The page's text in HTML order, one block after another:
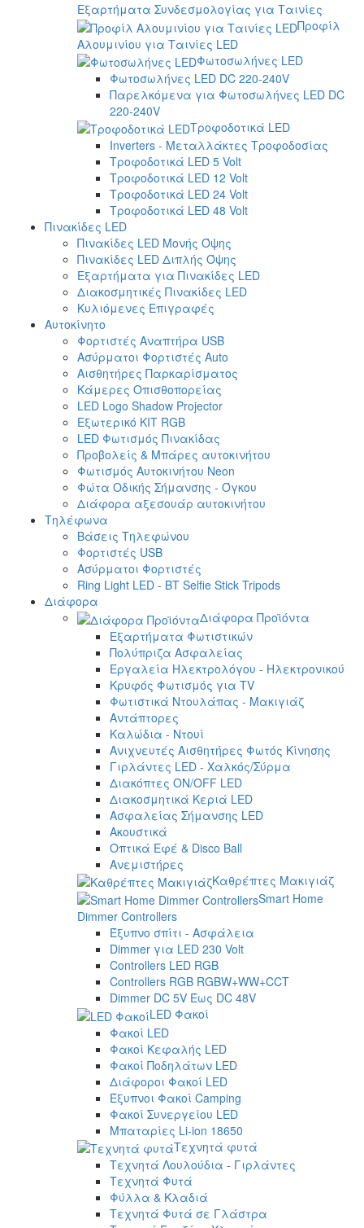
Εξαρτήματα Συνδεσμολογίας για Ταινίες
Προφίλ
Αλουμινίου για Ταινίες LED
Φωτοσωλήνες LED
Φωτοσωλήνες LED DC 220-240V
Παρελκόμενα για Φωτοσωλήνες LED DC
220-240V
Τροφοδοτικά LED
Inverters - Μεταλλάκτες Τροφοδοσίας
Τροφοδοτικά LED 5 Volt
Τροφοδοτικά LED 12 Volt
Τροφοδοτικά LED 24 Volt
Τροφοδοτικά LED 48 Volt
Πινακίδες LED
Πινακίδες LED Μονής Όψης
Πινακίδες LED Διπλής Όψης
Εξαρτήματα για Πινακίδες LED
Διακοσμητικές Πινακίδες LED
Κυλιόμενες Επιγραφές
Αυτοκίνητο
Φορτιστές Αναπτήρα USB
Ασύρματοι Φορτιστές Auto
Αισθητήρες Παρκαρίσματος
Κάμερες Οπισθοπορείας
LED Logo Shadow Projector
Εξωτερικό ΚΙΤ RGB
LED Φωτισμός Πινακίδας
Προβολείς & Μπάρες αυτοκινήτου
Φωτισμός Αυτοκινήτου Neon
Φώτα Οδικής Σήμανσης - Όγκου
Διάφορα αξεσουάρ αυτοκινήτου
Τηλέφωνα
Βάσεις Τηλεφώνου
Φορτιστές USB
Ασύρματοι Φορτιστές
Ring Light LED - BT Selfie Stick Tripods
Διάφορα
Διάφορα Προϊόντα
Εξαρτήματα Φωτιστικών
Πολύπριζα Ασφαλείας
Εργαλεία Ηλεκτρολόγου - Ηλεκτρονικού
Κρυφός Φωτισμός για TV
Φωτιστικά Ντουλάπας - Μακιγιάζ
Αντάπτορες
Καλώδια - Ντουί
Ανιχνευτές Αισθητήρες Φωτός Κίνησης
Γιρλάντες LED - Χαλκός/Σύρμα
Διακόπτες ON/OFF LED
Διακοσμητικά Κεριά LED
Ασφαλείας Σήμανσης LED
Ακουστικά
Οπτικά Εφέ & Disco Ball
Ανεμιστήρες
Καθρέπτες Μακιγιάζ
Smart Home
Dimmer Controllers
Έξυπνο σπίτι - Ασφάλεια
Dimmer για LED 230 Volt
Controllers LED RGB
Controllers RGB RGBW+WW+CCT
Dimmer DC 5V Έως DC 48V
LED Φακοί
Φακοί LED
Φακοί Κεφαλής LED
Φακοί Ποδηλάτων LED
Διάφοροι Φακοί LED
Έξυπνοι Φακοί Camping
Φακοί Συνεργείου LED
Μπαταρίες Li-ion 18650
Τεχνητά φυτά
Τεχνητά Λουλούδια - Γιρλάντες
Τεχνητά Φυτά
Φύλλα & Κλαδιά
Τεχνητά Φυτά σε Γλάστρα